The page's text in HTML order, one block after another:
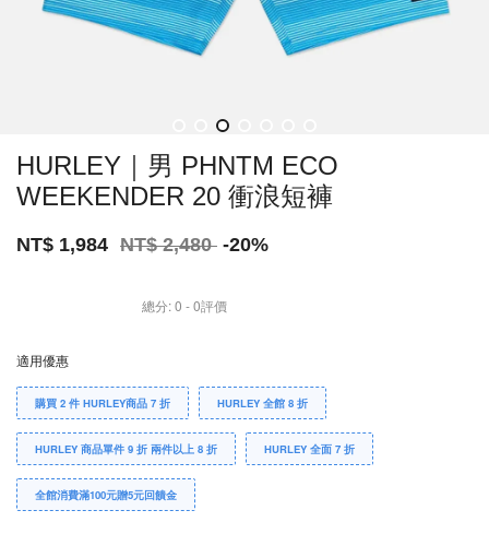
HURLEY｜男 PHNTM ECO
WEEKENDER 20 衝浪短褲
NT$ 1,984 NT$ 2,480 -20%
總分:0 -0評價
適用優惠
購買 2 件 HURLEY商品 7 折 HURLEY 全館 8 折
HURLEY 商品單件 9 折 兩件以上 8 折 HURLEY 全面 7 折
全館消費滿100元贈5元回饋金